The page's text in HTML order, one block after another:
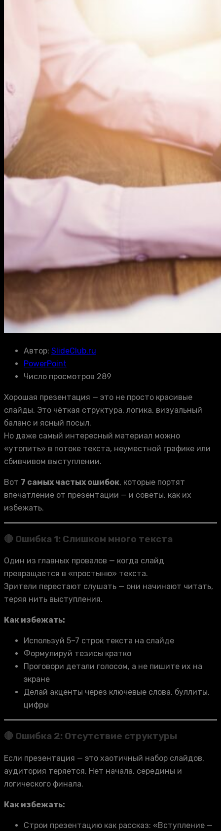
Автор: SlideClub.ru
PowerPoint
Число просмотров 289
Хорошая презентация — это не просто красивые
слайды. Это чёткая структура, логика, визуальный
баланс и ясный посыл.
Но даже самый интересный материал можно
«утопить» в потоке текста, неуместной графике или
сбивчивом выступлении.
Вот 7 самых частых ошибок, которые портят
впечатление от презентации — и советы, как их
избежать.
🔴 Ошибка 1: Слишком много текста
Один из главных провалов — когда слайд
превращается в «простыню» текста.
Зрители перестают слушать — они начинают читать,
теряя нить выступления.
Как избежать:
Используй 5–7 строк текста на слайде
Формулируй тезисы кратко
Проговори детали голосом, а не пишите их на
экране
Делай акценты через ключевые слова, буллиты,
цифры
🔴 Ошибка 2: Отсутствие структуры
Если презентация — это хаотичный набор слайдов,
аудитория теряется. Нет начала, середины и
логического финала.
Как избежать:
Строи презентацию как рассказ: «Вступление —